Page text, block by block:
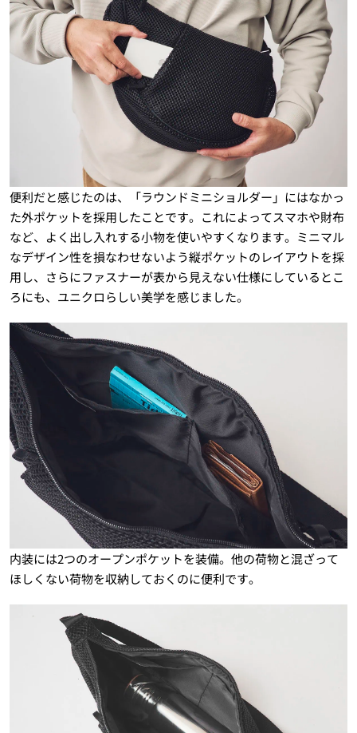
便利だと感じたのは、「ラウンドミニショルダー」にはなかっ
た外ポケットを採用したことです。これによってスマホや財布
など、よく出し入れする小物を使いやすくなります。ミニマル
なデザイン性を損なわせないよう縦ポケットのレイアウトを採
用し、さらにファスナーが表から見えない仕様にしているとこ
ろにも、ユニクロらしい美学を感じました。
内装には2つのオープンポケットを装備。他の荷物と混ざって
ほしくない荷物を収納しておくのに便利です。